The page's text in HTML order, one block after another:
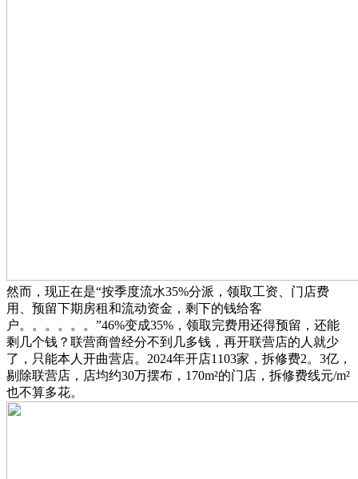
然而，现正在是“按季度流水35%分派，领取工资、门店费
用、预留下期房租和流动资金，剩下的钱给客
户。。。。。。”46%变成35%，领取完费用还得预留，还能
剩几个钱？联营商曾经分不到几多钱，再开联营店的人就少
了，只能本人开曲营店。2024年开店1103家，拆修费2。3亿，
剔除联营店，店均约30万摆布，170m²的门店，拆修费线元/m²
也不算多花。